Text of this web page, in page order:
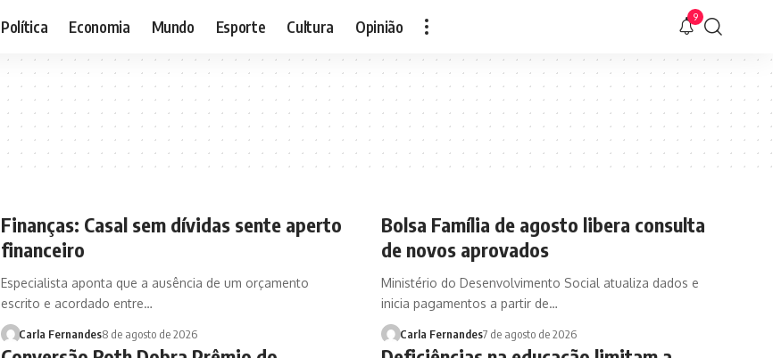
Política Economia Mundo Esporte Cultura Opinião 9
Finanças: Casal sem dívidas sente aperto
financeiro
Especialista aponta que a ausência de um orçamento
escrito e acordado entre…
Carla Fernandes8 de agosto de 2026
Bolsa Família de agosto libera consulta
de novos aprovados
Ministério do Desenvolvimento Social atualiza dados e
inicia pagamentos a partir de…
Carla Fernandes7 de agosto de 2026